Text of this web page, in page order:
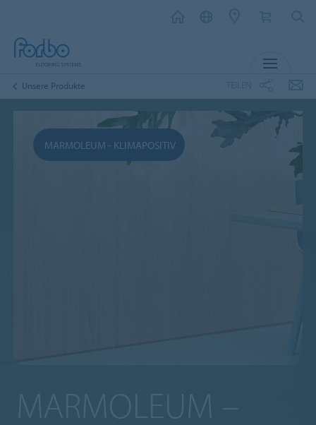
Unsere Produkte
MARMOLEUM - KLIMAPOSITIV
MARMOLEUM –